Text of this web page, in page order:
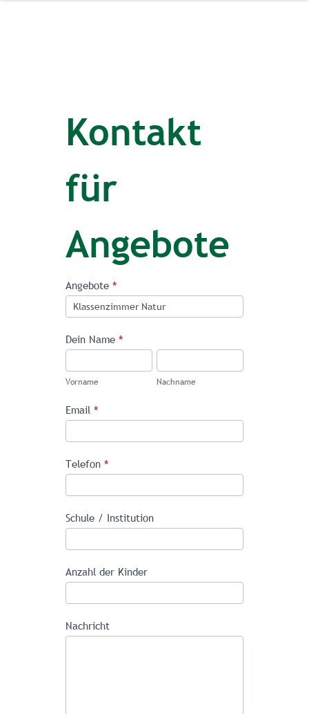
Kontakt
für
Angebote
Kontaktformular
Website
für
Angebote
an
reservierung@tjp-
ev.de
Angebote *
Dein Name *
Vorname Nachname
Email *
Telefon *
Schule / Institution
Anzahl der Kinder
Nachricht